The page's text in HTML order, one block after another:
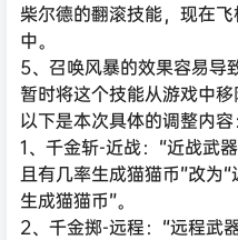
柴尔德的翻滚技能，现在
中。
5、召唤风暴的效果容易导
暂时将这个技能从游戏中移
以下是本次具体的调整内容：
1、千金斩-近战：“近战武
且有几率生成猫猫币”改为
生成猫猫币”。
2、千金掷-远程：“远程武